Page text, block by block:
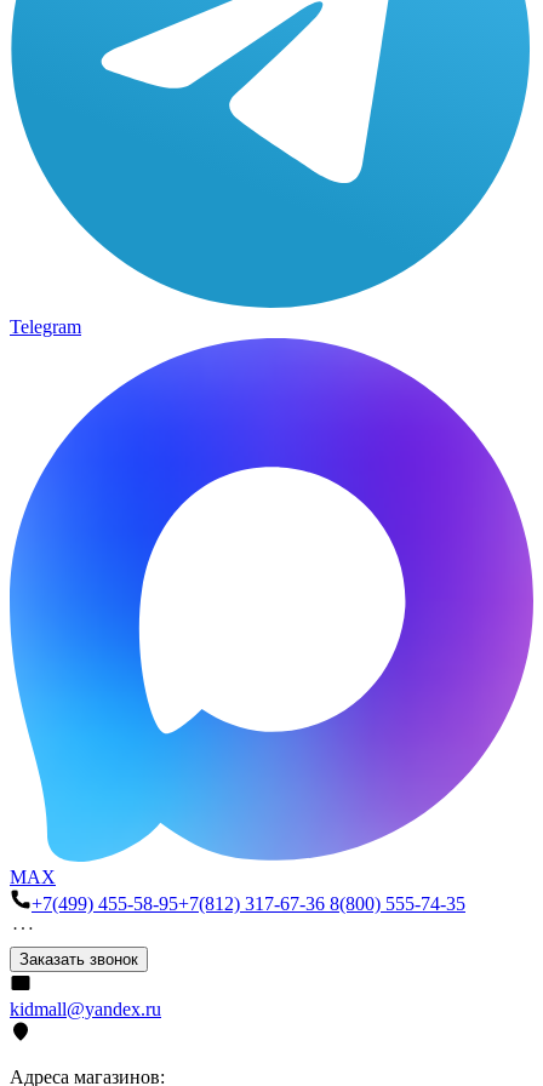
Telegram
MAX
+7(499) 455-58-95+7(812) 317-67-36 8(800) 555-74-35
Заказать звонок
kidmall@yandex.ru
Адреса магазинов: